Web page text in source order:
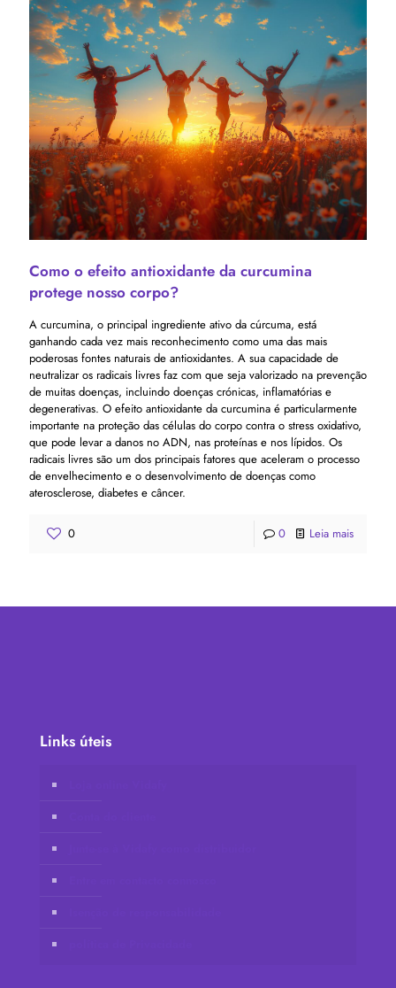
Como o efeito antioxidante da curcumina
protege nosso corpo?
A curcumina, o principal ingrediente ativo da cúrcuma, está
ganhando cada vez mais reconhecimento como uma das mais
poderosas fontes naturais de antioxidantes. A sua capacidade de
neutralizar os radicais livres faz com que seja valorizado na prevenção
de muitas doenças, incluindo doenças crónicas, inflamatórias e
degenerativas. O efeito antioxidante da curcumina é particularmente
importante na proteção das células do corpo contra o stress oxidativo,
que pode levar a danos no ADN, nas proteínas e nos lípidos. Os
radicais livres são um dos principais fatores que aceleram o processo
de envelhecimento e o desenvolvimento de doenças como
aterosclerose, diabetes e câncer.
0 0 Leia mais
Links úteis